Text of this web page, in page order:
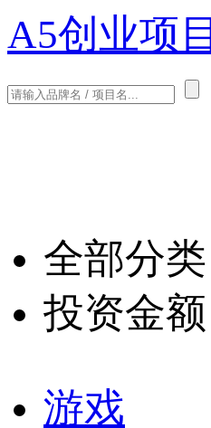
A5创业项目
全部分类
投资金额
游戏